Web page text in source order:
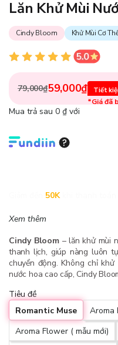
Lăn Khử Mùi
Cindy Bloom Khử Mùi Cơ
79,000₫59,000₫ Tiết
*Giá đã
Mua trả sau 0 ₫ với
50K
Xem thêm
Cindy Bloom– lăn khử mùi
thanh lịch, giúp nàng luôn
chuyển động. Không chỉ
nước hoa cao cấp, Cindy
Tiêu đề
Romantic Muse
Aroma
Aroma Flower ( mẫu mới)